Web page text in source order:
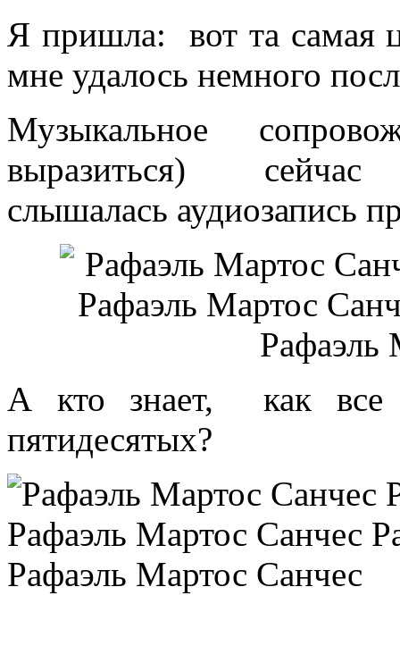
Я пришла: вот та самая
мне удалось немного
Музыкальное
выразиться) сейчас
слышалась аудиозапись
А кто знает, как все
пятидесятых?